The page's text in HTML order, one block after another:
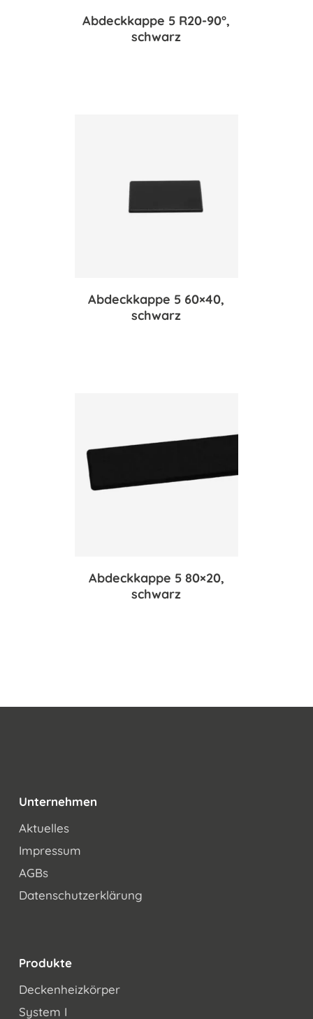
Abdeckkappe 5 R20-90°,
schwarz
Abdeckkappe 5 60×40,
schwarz
Abdeckkappe 5 80×20,
schwarz
Unternehmen
Aktuelles
Impressum
AGBs
Datenschutzerklärung
Produkte
Deckenheizkörper
System I